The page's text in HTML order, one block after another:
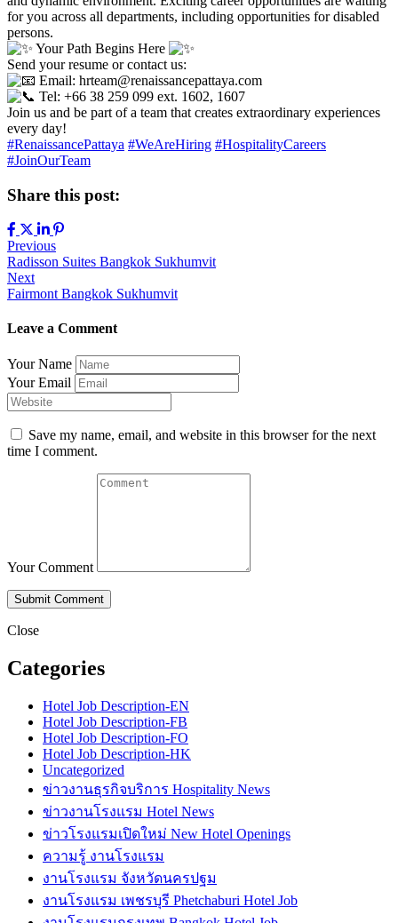
for you across all departments, including opportunities for disabled
persons.
Your Path Begins Here
Send your resume or contact us:
Email: hrteam@renaissancepattaya.com
Tel: +66 38 259 099 ext. 1602, 1607
Join us and be part of a team that creates extraordinary experiences
every day!
#RenaissancePattaya #WeAreHiring #HospitalityCareers
#JoinOurTeam
Share this post:
Previous
Radisson Suites Bangkok Sukhumvit
Next
Fairmont Bangkok Sukhumvit
Leave a Comment
Your Name
Your Email
Save my name, email, and website in this browser for the next
time I comment.
Your Comment
Close
Categories
Hotel Job Description-EN
Hotel Job Description-FB
Hotel Job Description-FO
Hotel Job Description-HK
Uncategorized
ข่าวงานธุรกิจบริการ Hospitality News
ข่าวงานโรงแรม Hotel News
ข่าวโรงแรมเปิดใหม่ New Hotel Openings
ความรู้ งานโรงแรม
งานโรงแรม จังหวัดนครปฐม
งานโรงแรม เพชรบุรี Phetchaburi Hotel Job